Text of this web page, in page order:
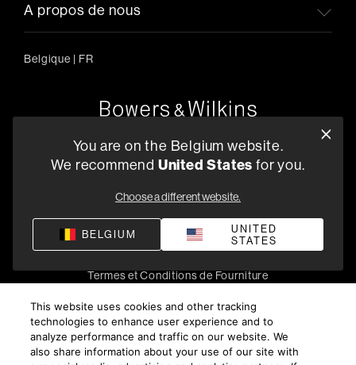
A propos de nous
Belgique | FR
+33 (1) 89 54 63 64
Politique de confidentialitéConditions de venteCompliance
Termes et Conditions de Fourniture
© 2026 Harman International Industries, Incorporated. All
rights reserved.
You are on the Belgium website.
We recommend United States for you.
Choose a different website.
BELGIUM
UNITED
STATES
This website uses cookies and other tracking
technologies to enhance user experience and to
analyze performance and traffic on our website. We
also share information about your use of our site with